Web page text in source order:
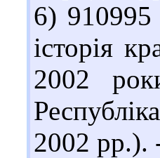
6) 910995
історія
2002
2002 рр.).